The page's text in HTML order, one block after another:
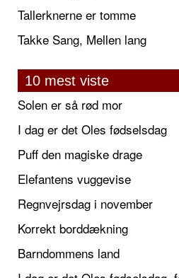
Tallerknerne er tomme
Takke Sang, Mellen lang
10 mest viste
Solen er så rød mor
I dag er det Oles fødselsdag
Puff den magiske drage
Elefantens vuggevise
Regnvejrsdag i november
Korrekt borddækning
Barndommens land